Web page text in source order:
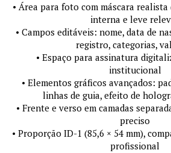
• Área para foto com máscara realista
interna e leve
• Campos editáveis: nome, data de
registro, categorias,
• Espaço para assinatura
institucional
• Elementos gráficos avançados:
linhas de guia, efeito de
• Frente e verso em camadas
preciso
• Proporção ID-1 (85,6 × 54 mm),
profissional